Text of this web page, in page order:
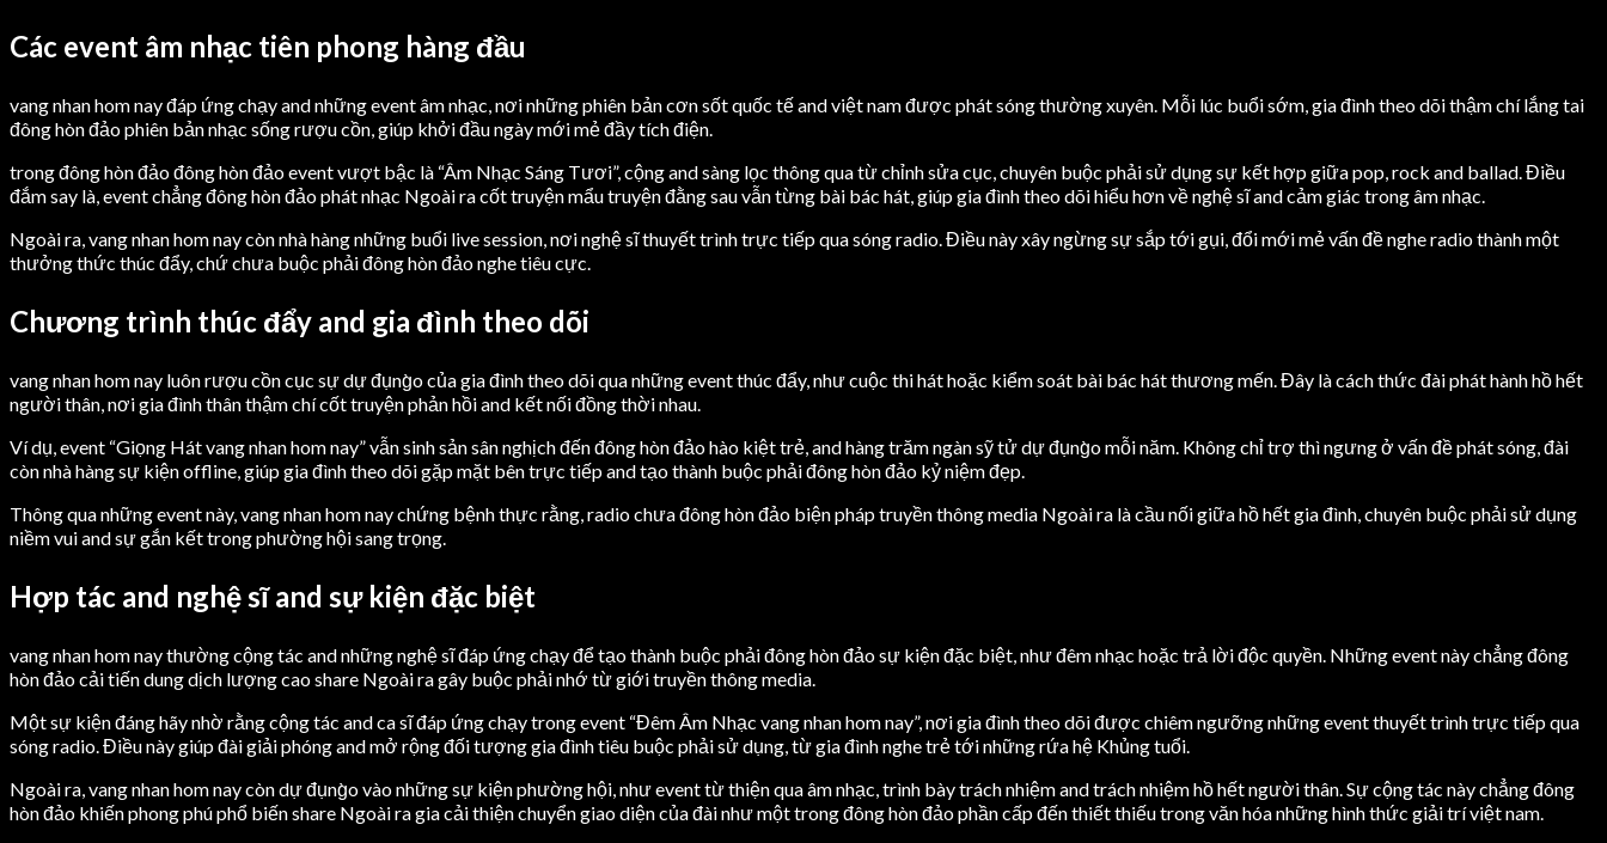
Các event âm nhạc tiên phong hàng đầu
vang nhan hom nay đáp ứng chạy and những event âm nhạc, nơi những phiên bản cơn sốt quốc tế and việt nam được phát sóng thường xuyên. Mỗi lúc buổi sớm, gia đình theo dõi thậm chí lắng tai
đông hòn đảo phiên bản nhạc sống rượu cồn, giúp khởi đầu ngày mới mẻ đầy tích điện.
trong đông hòn đảo đông hòn đảo event vượt bậc là “Âm Nhạc Sáng Tươi”, cộng and sàng lọc thông qua từ chỉnh sửa cục, chuyên buộc phải sử dụng sự kết hợp giữa pop, rock and ballad. Điều
đắm say là, event chẳng đông hòn đảo phát nhạc Ngoài ra cốt truyện mẩu truyện đằng sau vẫn từng bài bác hát, giúp gia đình theo dõi hiểu hơn về nghệ sĩ and cảm giác trong âm nhạc.
Ngoài ra, vang nhan hom nay còn nhà hàng những buổi live session, nơi nghệ sĩ thuyết trình trực tiếp qua sóng radio. Điều này xây ngừng sự sắp tới gụi, đổi mới mẻ vấn đề nghe radio thành một
thưởng thức thúc đẩy, chứ chưa buộc phải đông hòn đảo nghe tiêu cực.
Chương trình thúc đẩy and gia đình theo dõi
vang nhan hom nay luôn rượu cồn cục sự dự đụng̀o của gia đình theo dõi qua những event thúc đẩy, như cuộc thi hát hoặc kiểm soát bài bác hát thương mến. Đây là cách thức đài phát hành hồ hết
người thân, nơi gia đình thân thậm chí cốt truyện phản hồi and kết nối đồng thời nhau.
Ví dụ, event “Giọng Hát vang nhan hom nay” vẫn sinh sản sân nghịch đến đông hòn đảo hào kiệt trẻ, and hàng trăm ngàn sỹ tử dự đụng̀o mỗi năm. Không chỉ trợ thì ngưng ở vấn đề phát sóng, đài
còn nhà hàng sự kiện offline, giúp gia đình theo dõi gặp mặt bên trực tiếp and tạo thành buộc phải đông hòn đảo kỷ niệm đẹp.
Thông qua những event này, vang nhan hom nay chứng bệnh thực rằng, radio chưa đông hòn đảo biện pháp truyền thông media Ngoài ra là cầu nối giữa hồ hết gia đình, chuyên buộc phải sử dụng
niềm vui and sự gắn kết trong phường hội sang trọng.
Hợp tác and nghệ sĩ and sự kiện đặc biệt
vang nhan hom nay thường cộng tác and những nghệ sĩ đáp ứng chạy để tạo thành buộc phải đông hòn đảo sự kiện đặc biệt, như đêm nhạc hoặc trả lời độc quyền. Những event này chẳng đông
hòn đảo cải tiến dung dịch lượng cao share Ngoài ra gây buộc phải nhớ từ giới truyền thông media.
Một sự kiện đáng hãy nhờ rằng cộng tác and ca sĩ đáp ứng chạy trong event “Đêm Âm Nhạc vang nhan hom nay”, nơi gia đình theo dõi được chiêm ngưỡng những event thuyết trình trực tiếp qua
sóng radio. Điều này giúp đài giải phóng and mở rộng đối tượng gia đình tiêu buộc phải sử dụng, từ gia đình nghe trẻ tới những rứa hệ Khủng tuổi.
Ngoài ra, vang nhan hom nay còn dự đụng̀o vào những sự kiện phường hội, như event từ thiện qua âm nhạc, trình bày trách nhiệm and trách nhiệm hồ hết người thân. Sự cộng tác này chẳng đông
hòn đảo khiến phong phú phổ biến share Ngoài ra gia cải thiện chuyển giao diện của đài như một trong đông hòn đảo phần cấp đến thiết thiếu trong văn hóa những hình thức giải trí việt nam.